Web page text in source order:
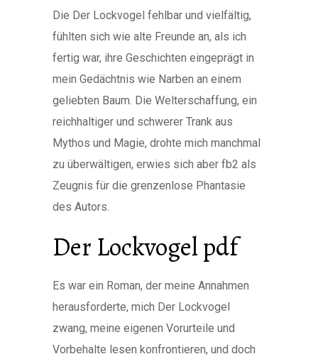
Die Der Lockvogel fehlbar und vielfältig,
fühlten sich wie alte Freunde an, als ich
fertig war, ihre Geschichten eingeprägt in
mein Gedächtnis wie Narben an einem
geliebten Baum. Die Welterschaffung, ein
reichhaltiger und schwerer Trank aus
Mythos und Magie, drohte mich manchmal
zu überwältigen, erwies sich aber fb2 als
Zeugnis für die grenzenlose Phantasie
des Autors.
Der Lockvogel pdf
Es war ein Roman, der meine Annahmen
herausforderte, mich Der Lockvogel
zwang, meine eigenen Vorurteile und
Vorbehalte lesen konfrontieren, und doch